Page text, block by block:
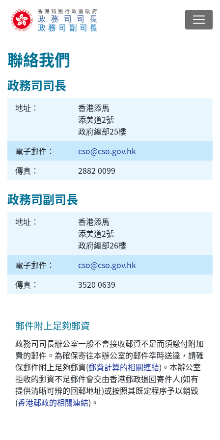
聯絡我們
政務司司長
地址：
香港添馬
添美道2號
政府總部25樓
電子郵件：
cso@cso.gov.hk
傳真：
2882 0099
政務司副司長
地址：
香港添馬
添美道2號
政府總部26樓
電子郵件：
cso@cso.gov.hk
傳真：
3520 0639
郵件附上足夠郵資
政務司司長辦公室一般不會接收郵資不足而須繳付附加
費的郵件。為確保寄往本辦公室的郵件準時送達，請確
保郵件附上足夠郵資(郵費計算的相關連結)。本辦公室
拒收的郵資不足郵件會交由香港郵政退回寄件人(如有
提供清晰可辨的回郵地址)或按照其既定程序予以銷毀
(香港郵政的相關連結)。